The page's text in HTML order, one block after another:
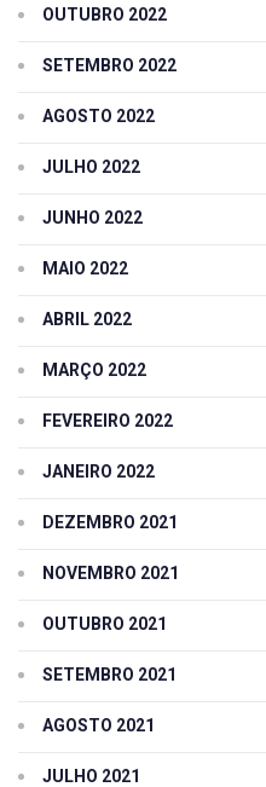
OUTUBRO 2022
SETEMBRO 2022
AGOSTO 2022
JULHO 2022
JUNHO 2022
MAIO 2022
ABRIL 2022
MARÇO 2022
FEVEREIRO 2022
JANEIRO 2022
DEZEMBRO 2021
NOVEMBRO 2021
OUTUBRO 2021
SETEMBRO 2021
AGOSTO 2021
JULHO 2021